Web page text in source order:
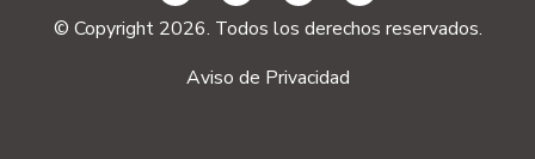
© Copyright 2026. Todos los derechos reservados.
Aviso de Privacidad